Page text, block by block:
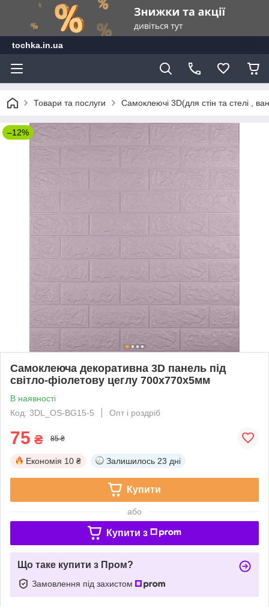
tochka.in.ua
Товари та послуги Самоклеючі 3D(для стін та стелі ,
–12%
Самоклеюча декоративна 3D панель під
світло-фіолетову цеглу 700x770x5мм
В наявності
Код: 3DL_OS-BG15-5
Опт і роздріб
75 ₴ 85 ₴
Економія 10 ₴ Залишилось 23 дні
Купити
або
Купити з
Що таке купити з Пром?
Замовлення під захистом